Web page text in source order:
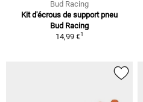
Bud Racing
Kit d'écrous de support pneu
Bud Racing
14,99 €1